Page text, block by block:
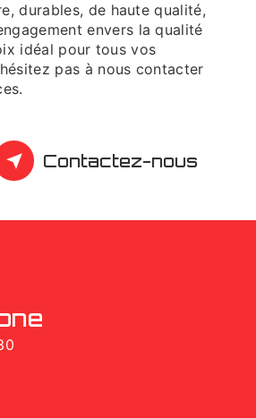
durables, de haute qualité,
envers la qualité
idéal pour tous vos
pas à nous contacter
Contactez-nous